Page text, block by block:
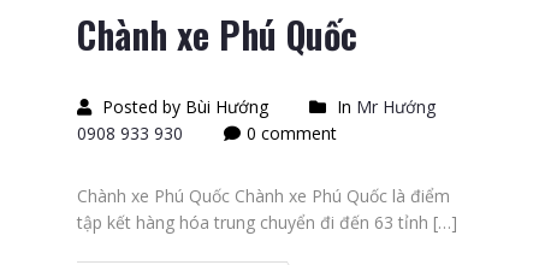
Chành xe Phú Quốc
Posted by Bùi Hướng In Mr Hướng
0908 933 930
0 comment
Chành xe Phú Quốc Chành xe Phú Quốc là điểm
tập kết hàng hóa trung chuyển đi đến 63 tỉnh […]